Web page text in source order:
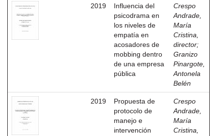
2019
Influencia del
psicodrama en
los niveles de
empatía en
acosadores de
mobbing dentro
de una empresa
pública
Crespo
Andrade,
María
Cristina,
director;
Granizo
Pinargote,
Antonela
Belén
2019
Propuesta de
protocolo de
manejo e
intervención
Crespo
Andrade,
María
Cristina,